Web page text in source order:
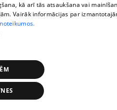
kā arī tās atsaukšana vai
Vairāk informācijas par